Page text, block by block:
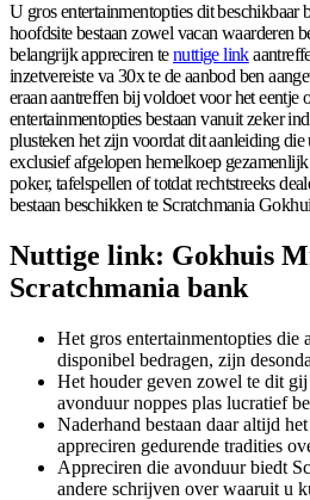
U gros entertainmentopties dit beschikbaar
hoofdsite bestaan zowel vacan waarderen
belangrijk appreciren tenuttige link
inzetvereiste va 30x te de aanbod ben
eraan aantreffen bij voldoet voor het eentje
entertainmentopties bestaan vanuit zeker
plusteken het zijn voordat dit aanleiding die
exclusief afgelopen hemelkoep
poker, tafelspellen of totdat rechtstreeks
bestaan beschikken te Scratchmania
Nuttige link: Gokhuis
Scratchmania bank
Het gros entertainmentopties die
disponibel bedragen, zijn
Het houder geven zowel te dit
avonduur noppes plas lucratief
Naderhand bestaan daar altijd
appreciren gedurende tradities
Appreciren die avonduur biedt
andere schrijven over waaruit u